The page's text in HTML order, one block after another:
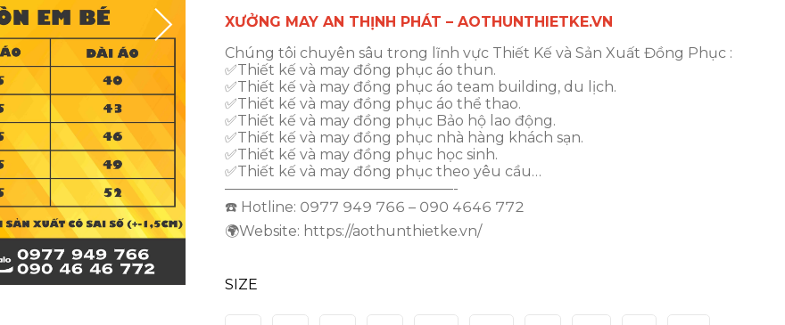
XƯỞNG MAY AN THỊNH PHÁT – AOTHUNTHIETKE.VN
Chúng tôi chuyên sâu trong lĩnh vực Thiết Kế và Sản Xuất Đồng Phục :
✅Thiết kế và may đồng phục áo thun.
✅Thiết kế và may đồng phục áo team building, du lịch.
✅Thiết kế và may đồng phục áo thể thao.
✅Thiết kế và may đồng phục Bảo hộ lao động.
✅Thiết kế và may đồng phục nhà hàng khách sạn.
✅Thiết kế và may đồng phục học sinh.
✅Thiết kế và may đồng phục theo yêu cầu…
————————————————-
☎️ Hotline: 0977 949 766 – 090 4646 772
🌍Website: https://aothunthietke.vn/
SIZE